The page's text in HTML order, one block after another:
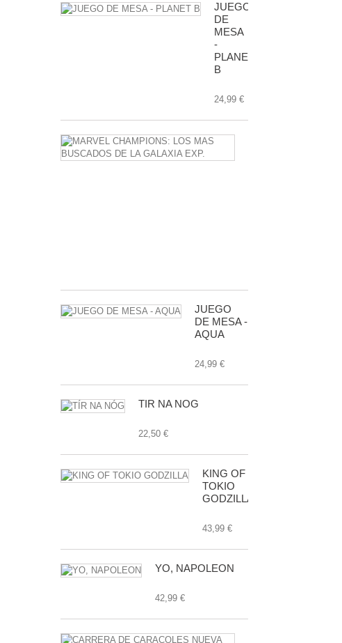
JUEGO
DE
MESA
-
PLANET
B
24,99 €
JUEGO
DE MESA -
AQUA
24,99 €
TÍR NA NÓG
22,50 €
KING OF
TOKIO
GODZILLA
43,99 €
YO, NAPOLEON
42,99 €